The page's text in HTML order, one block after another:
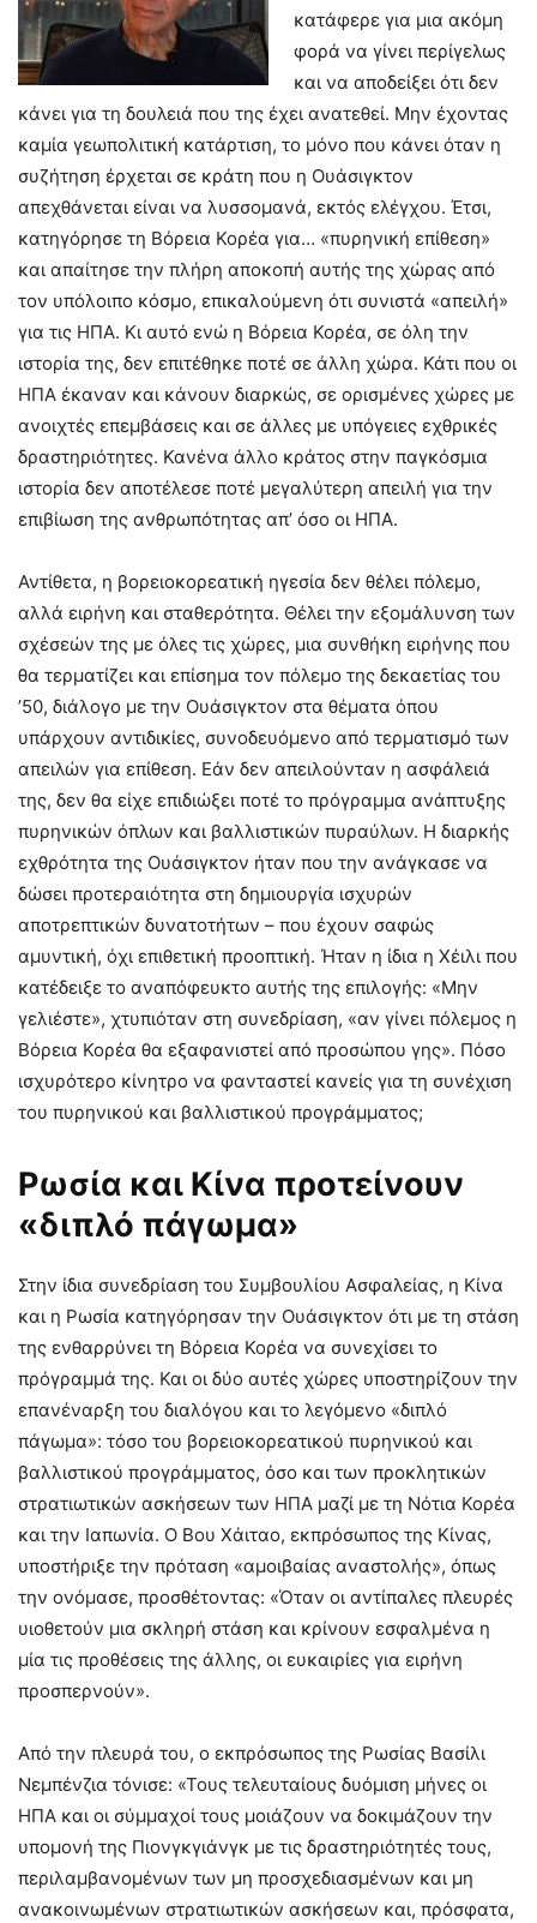
κατάφερε για μια ακόμη
φορά να γίνει περίγελως
και να αποδείξει ότι δεν
κάνει για τη δουλειά που της έχει ανατεθεί. Μην έχοντας
καμία γεωπολιτική κατάρτιση, το μόνο που κάνει όταν η
συζήτηση έρχεται σε κράτη που η Ουάσιγκτον
απεχθάνεται είναι να λυσσομανά, εκτός ελέγχου. Έτσι,
κατηγόρησε τη Βόρεια Κορέα για… «πυρηνική επίθεση»
και απαίτησε την πλήρη αποκοπή αυτής της χώρας από
τον υπόλοιπο κόσμο, επικαλούμενη ότι συνιστά «απειλή»
για τις ΗΠΑ. Κι αυτό ενώ η Βόρεια Κορέα, σε όλη την
ιστορία της, δεν επιτέθηκε ποτέ σε άλλη χώρα. Κάτι που οι
ΗΠΑ έκαναν και κάνουν διαρκώς, σε ορισμένες χώρες με
ανοιχτές επεμβάσεις και σε άλλες με υπόγειες εχθρικές
δραστηριότητες. Κανένα άλλο κράτος στην παγκόσμια
ιστορία δεν αποτέλεσε ποτέ μεγαλύτερη απειλή για την
επιβίωση της ανθρωπότητας απ’ όσο οι ΗΠΑ.
Αντίθετα, η βορειοκορεατική ηγεσία δεν θέλει πόλεμο,
αλλά ειρήνη και σταθερότητα. Θέλει την εξομάλυνση των
σχέσεών της με όλες τις χώρες, μια συνθήκη ειρήνης που
θα τερματίζει και επίσημα τον πόλεμο της δεκαετίας του
’50, διάλογο με την Ουάσιγκτον στα θέματα όπου
υπάρχουν αντιδικίες, συνοδευόμενο από τερματισμό των
απειλών για επίθεση. Εάν δεν απειλούνταν η ασφάλειά
της, δεν θα είχε επιδιώξει ποτέ το πρόγραμμα ανάπτυξης
πυρηνικών όπλων και βαλλιστικών πυραύλων. Η διαρκής
εχθρότητα της Ουάσιγκτον ήταν που την ανάγκασε να
δώσει προτεραιότητα στη δημιουργία ισχυρών
αποτρεπτικών δυνατοτήτων – που έχουν σαφώς
αμυντική, όχι επιθετική προοπτική. Ήταν η ίδια η Χέιλι που
κατέδειξε το αναπόφευκτο αυτής της επιλογής: «Μην
γελιέστε», χτυπιόταν στη συνεδρίαση, «αν γίνει πόλεμος η
Βόρεια Κορέα θα εξαφανιστεί από προσώπου γης». Πόσο
ισχυρότερο κίνητρο να φανταστεί κανείς για τη συνέχιση
του πυρηνικού και βαλλιστικού προγράμματος;
Ρωσία και Κίνα προτείνουν
«διπλό πάγωμα»
Στην ίδια συνεδρίαση του Συμβουλίου Ασφαλείας, η Κίνα
και η Ρωσία κατηγόρησαν την Ουάσιγκτον ότι με τη στάση
της ενθαρρύνει τη Βόρεια Κορέα να συνεχίσει το
πρόγραμμά της. Και οι δύο αυτές χώρες υποστηρίζουν την
επανέναρξη του διαλόγου και το λεγόμενο «διπλό
πάγωμα»: τόσο του βορειοκορεατικού πυρηνικού και
βαλλιστικού προγράμματος, όσο και των προκλητικών
στρατιωτικών ασκήσεων των ΗΠΑ μαζί με τη Νότια Κορέα
και την Ιαπωνία. Ο Βου Χάιταο, εκπρόσωπος της Κίνας,
υποστήριξε την πρόταση «αμοιβαίας αναστολής», όπως
την ονόμασε, προσθέτοντας: «Όταν οι αντίπαλες πλευρές
υιοθετούν μια σκληρή στάση και κρίνουν εσφαλμένα η
μία τις προθέσεις της άλλης, οι ευκαιρίες για ειρήνη
προσπερνούν».
Από την πλευρά του, ο εκπρόσωπος της Ρωσίας Βασίλι
Νεμπένζια τόνισε: «Τους τελευταίους δυόμιση μήνες οι
ΗΠΑ και οι σύμμαχοί τους μοιάζουν να δοκιμάζουν την
υπομονή της Πιονγκγιάνγκ με τις δραστηριότητές τους,
περιλαμβανομένων των μη προσχεδιασμένων και μη
ανακοινωμένων στρατιωτικών ασκήσεων και, πρόσφατα,